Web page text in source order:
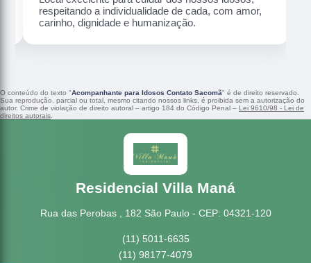
respeitando a individualidade de cada, com amor,
carinho, dignidade e humanização.
O conteúdo do texto "Acompanhante para Idosos Contato Sacomã" é de direito reservado.
Sua reprodução, parcial ou total, mesmo citando nossos links, é proibida sem a autorização do
autor. Crime de violação de direito autoral – artigo 184 do Código Penal – Lei 9610/98 - Lei de
direitos autorais
Residencial Villa Maná
Rua das Perobas , 182 São Paulo - CEP: 04321-120
(11) 5011-6635
(11) 98177-4079